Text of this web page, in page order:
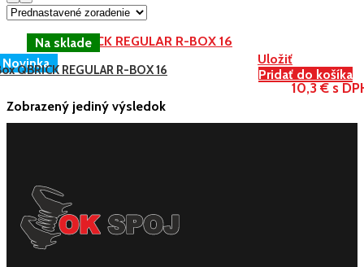
Uložiť
Pridať do košíka
Novinka
QBRICK REGULAR R-BOX 16
10,3 € s
Zobrazený jediný výsledok